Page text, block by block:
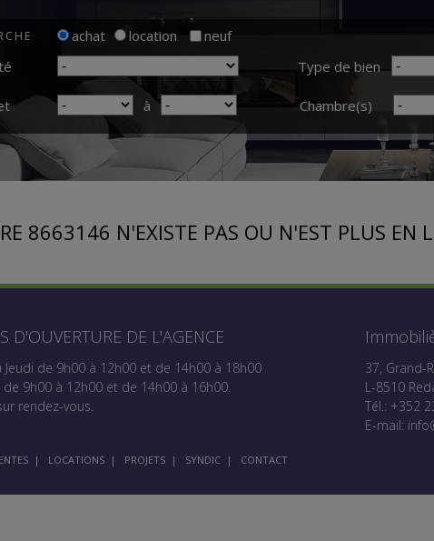
achat location
neuf
Type de bien
à Chambre(s)
8663146 N'EXISTE PAS OU N'EST PLUS EN
D'OUVERTURE DE L'AGENCE
Jeudi de 9h00 à 12h00 et de 14h00 à 18h00
de 9h00 à 12h00 et de 14h00 à 16h00.
rendez-vous.
37, Grand-
L-8510
Tél.: +352
E-mail:
| LOCATIONS | PROJETS | SYNDIC | CONTACT